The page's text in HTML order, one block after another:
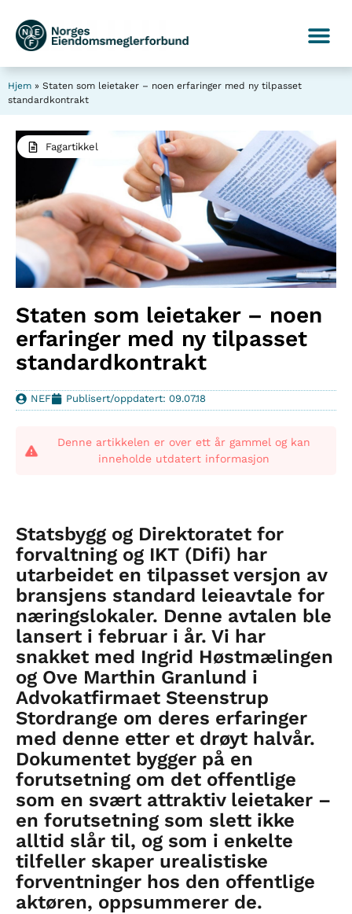
Hjem » Staten som leietaker – noen erfaringer med ny tilpasset
standardkontrakt
Fagartikkel
Staten som leietaker – noen
erfaringer med ny tilpasset
standardkontrakt
NEF Publisert/oppdatert: 09.07.18
Denne artikkelen er over ett år gammel og kan
inneholde utdatert informasjon
Statsbygg og Direktoratet for
forvaltning og IKT (Difi) har
utarbeidet en tilpasset versjon av
bransjens standard leieavtale for
næringslokaler. Denne avtalen ble
lansert i februar i år. Vi har
snakket med Ingrid Høstmælingen
og Ove Marthin Granlund i
Advokatfirmaet Steenstrup
Stordrange om deres erfaringer
med denne etter et drøyt halvår.
Dokumentet bygger på en
forutsetning om det offentlige
som en svært attraktiv leietaker –
en forutsetning som slett ikke
alltid slår til, og som i enkelte
tilfeller skaper urealistiske
forventninger hos den offentlige
aktøren, oppsummerer de.